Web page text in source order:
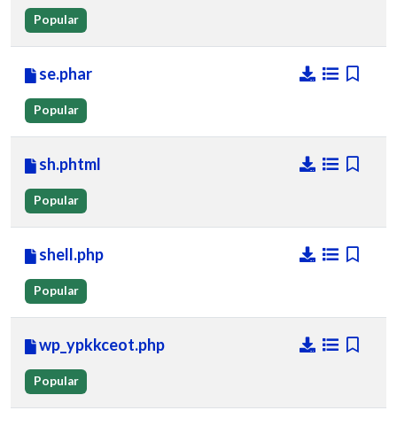
Popular
se.phar
Popular
sh.phtml
Popular
shell.php
Popular
wp_ypkkceot.php
Popular